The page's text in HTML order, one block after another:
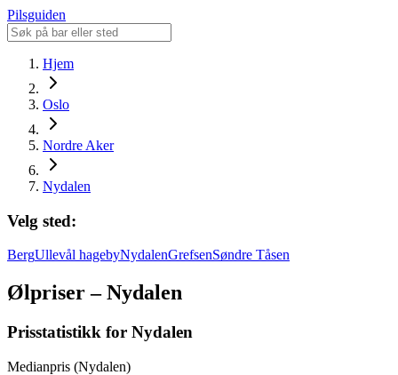
Pilsguiden
Hjem
Oslo
Nordre Aker
Nydalen
Velg sted:
BergUllevål hagebyNydalenGrefsenSøndre Tåsen
Ølpriser – Nydalen
Prisstatistikk for Nydalen
Medianpris (Nydalen)